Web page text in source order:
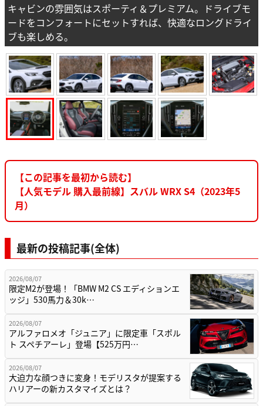
キャビンの雰囲気はスポーティ＆プレミアム。ドライブモ
ードをコンフォートにセットすれば、快適なロングドライ
ブも楽しめる。
【この記事を最初から読む】
【人気モデル 購入最前線】スバル WRX S4（2023年5
月）
最新の投稿記事(全体)
2026/08/07
限定M2が登場！「BMW M2 CS エディションエ
ッジ」530馬力＆30k…
2026/08/07
アルファロメオ「ジュニア」に限定車「スポル
ト スペチアーレ」登場【525万円…
2026/08/07
大迫力な顔つきに変身！モデリスタが提案する
ハリアーの新カスタマイズとは？